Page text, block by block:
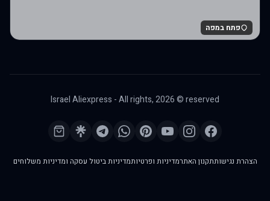
פתח במפה
Israel Aliexpress - All rights,2026© reserved
הצהרת נגישותתקנון האתרמדיניות ופרטיותמדיניות ביטול עסקה ומדיניות משלוחים